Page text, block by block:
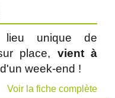
lieu unique de
place, vient à
week-end !
Voir la fiche complète